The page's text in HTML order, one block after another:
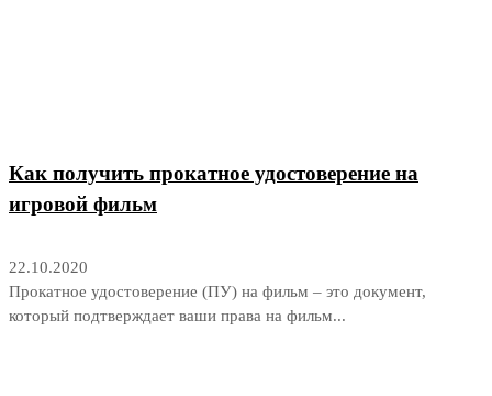
Как получить прокатное удостоверение на
игровой фильм
22.10.2020
Прокатное удостоверение (ПУ) на фильм – это документ,
который подтверждает ваши права на фильм...